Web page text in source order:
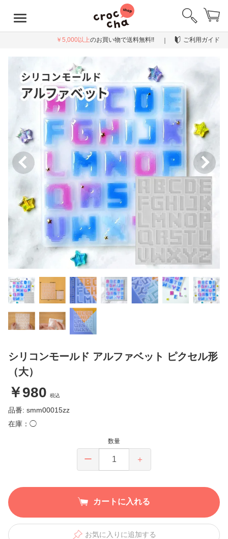
￥5,000以上のお買い物で送料無料!! ご利用ガイド
シリコンモールド アルファベット ピクセル形
（大）
￥980 税込
品番: smm00015zz
在庫：◯
数量
ー ＋
カートに入れる
お気に入りに追加する